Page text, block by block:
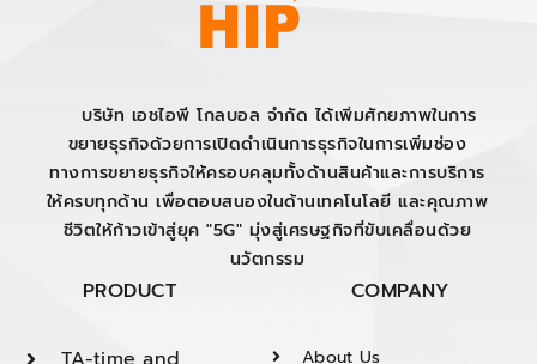
บริษัท เอชไอพี โกลบอล จำกัด ได้เพิ่มศักยภาพในการ
ขยายธุรกิจด้วยการเปิดดำเนินการธุรกิจในการเพิ่มช่อง
ทางการขยายธุรกิจให้ครอบคลุมทั้งด้านสินค้าและการบริการ
ให้ครบทุกด้าน เพื่อตอบสนองในด้านเทคโนโลยี และคุณภาพ
ชีวิตให้ก้าวเข้าสู่ยุค "5G" มุ่งสู่เศรษฐกิจที่ขับเคลื่อนด้วย
นวัตกรรม
PRODUCT COMPANY
About Us